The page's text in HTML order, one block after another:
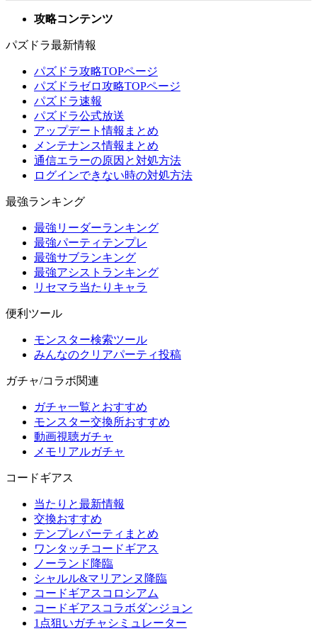
攻略コンテンツ
パズドラ最新情報
パズドラ攻略TOPページ
パズドラゼロ攻略TOPページ
パズドラ速報
パズドラ公式放送
アップデート情報まとめ
メンテナンス情報まとめ
通信エラーの原因と対処方法
ログインできない時の対処方法
最強ランキング
最強リーダーランキング
最強パーティテンプレ
最強サブランキング
最強アシストランキング
リセマラ当たりキャラ
便利ツール
モンスター検索ツール
みんなのクリアパーティ投稿
ガチャ/コラボ関連
ガチャ一覧とおすすめ
モンスター交換所おすすめ
動画視聴ガチャ
メモリアルガチャ
コードギアス
当たりと最新情報
交換おすすめ
テンプレパーティまとめ
ワンタッチコードギアス
ノーランド降臨
シャルル&マリアンヌ降臨
コードギアスコロシアム
コードギアスコラボダンジョン
1点狙いガチャシミュレーター